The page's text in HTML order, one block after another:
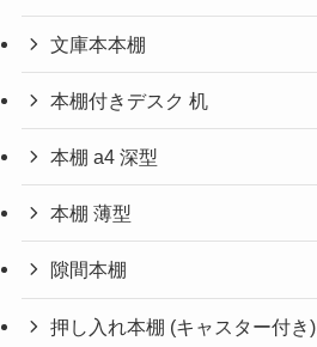
文庫本本棚
本棚付きデスク 机
本棚 a4 深型
本棚 薄型
隙間本棚
押し入れ本棚 (キャスター付き)